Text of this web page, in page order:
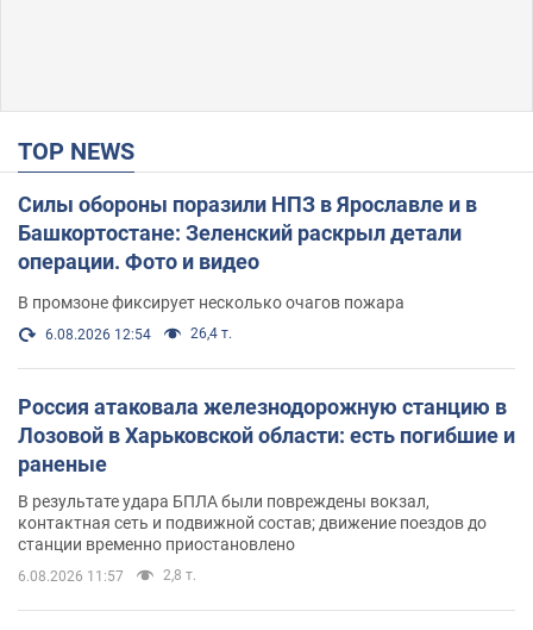
TOP NEWS
Силы обороны поразили НПЗ в Ярославле и в
Башкортостане: Зеленский раскрыл детали
операции. Фото и видео
В промзоне фиксирует несколько очагов пожара
6.08.2026 12:54 26,4 т.
Россия атаковала железнодорожную станцию в
Лозовой в Харьковской области: есть погибшие и
раненые
В результате удара БПЛА были повреждены вокзал,
контактная сеть и подвижной состав; движение поездов до
станции временно приостановлено
6.08.2026 11:57 2,8 т.